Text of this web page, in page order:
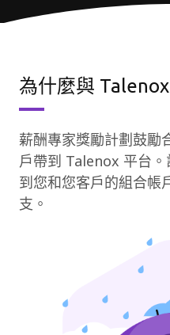
為什麼與
薪酬專家獎勵計劃鼓勵
戶帶到 Talenox 平台
到您和您客戶的組合帳
支。